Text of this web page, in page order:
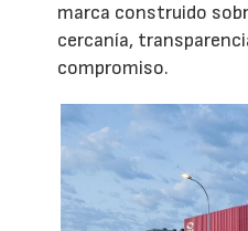
marca construido
cercanía,
compromiso.